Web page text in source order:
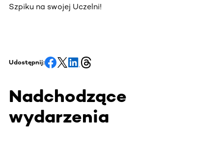
Szpiku na swojej Uczelni!
Udostępnij:
Nadchodzące
wydarzenia